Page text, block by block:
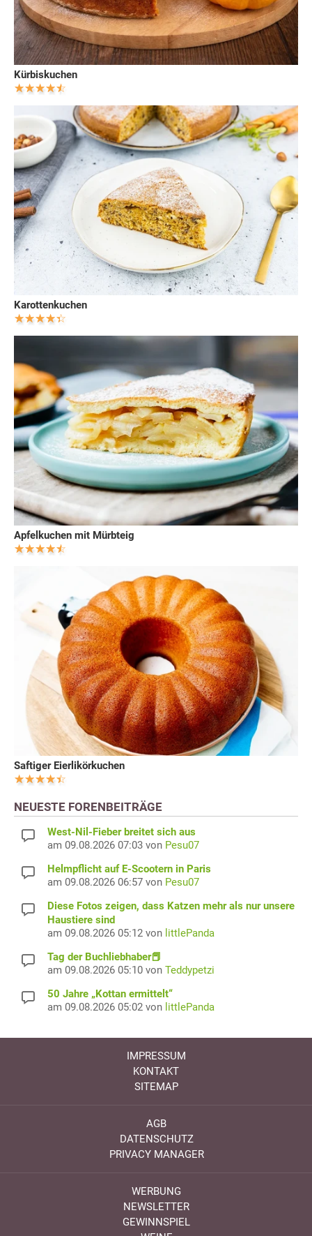
Kürbiskuchen
Karottenkuchen
Apfelkuchen mit Mürbteig
Saftiger Eierlikörkuchen
NEUESTE FORENBEITRÄGE
West-Nil-Fieber breitet sich aus
am 09.08.2026 07:03 von Pesu07
Helmpflicht auf E-Scootern in Paris
am 09.08.2026 06:57 von Pesu07
Diese Fotos zeigen, dass Katzen mehr als nur unsere
Haustiere sind
am 09.08.2026 05:12 von littlePanda
Tag der Buchliebhaber📕
am 09.08.2026 05:10 von Teddypetzi
50 Jahre „Kottan ermittelt“
am 09.08.2026 05:02 von littlePanda
IMPRESSUM
KONTAKT
SITEMAP
AGB
DATENSCHUTZ
PRIVACY MANAGER
WERBUNG
NEWSLETTER
GEWINNSPIEL